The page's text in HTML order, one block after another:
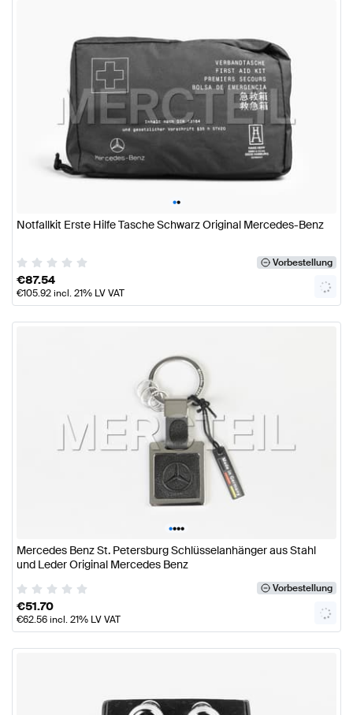
••
Notfallkit Erste Hilfe Tasche Schwarz Original Mercedes-Benz
Vorbestellung
€87.54
€105.92incl. 21% LV VAT
••••
Mercedes Benz St. Petersburg Schlüsselanhänger aus Stahl
und Leder Original Mercedes Benz
Vorbestellung
€51.70
€62.56incl. 21% LV VAT